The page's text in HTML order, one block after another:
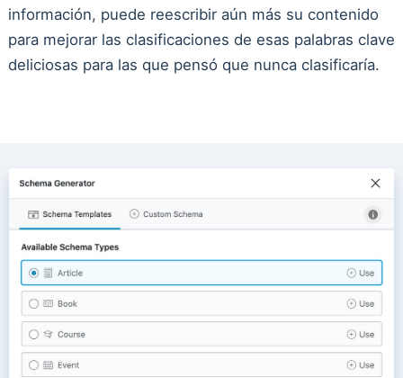
información, puede reescribir aún más su contenido
para mejorar las clasificaciones de esas palabras clave
deliciosas para las que pensó que nunca clasificaría.